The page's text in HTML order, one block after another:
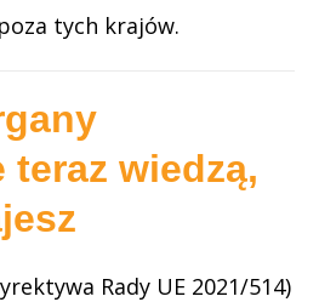
tych krajów.
teraz wiedzą,
Rady UE 2021/514)